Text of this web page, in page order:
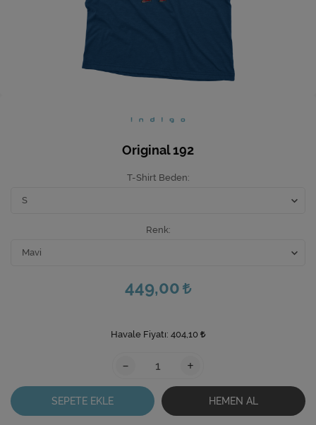
Mutfak
Original 192
T-Shirt Beden
Renk
449,00
Havale Fiyatı: 404,10
- +
SEPETE EKLE HEMEN AL